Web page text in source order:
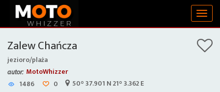
Zalew Chańcza
jezioro/plaża
autor: MotoWhizzer
1486
0 50° 37.901 N 21° 3.362 E